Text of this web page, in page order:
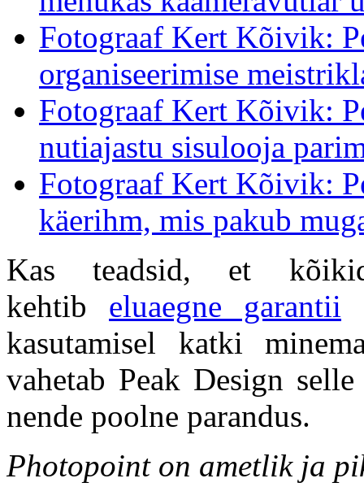
Fotograaf Kert Kõivik:
organiseerimise
Fotograaf Kert Kõivik:
nutiajastu sisulooja
Fotograaf Kert Kõivik:
käerihm, mis pakub
Kas teadsid, et
kehtib eluaegne garantii
kasutamisel katki
vahetab Peak Design
nende poolne parandus.
Photopoint on ametlik ja